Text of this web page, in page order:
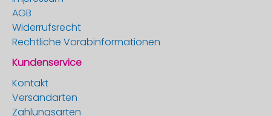
AGB
Widerrufsrecht
Rechtliche Vorabinformationen
Kundenservice
Kontakt
Versandarten
Zahlungsarten